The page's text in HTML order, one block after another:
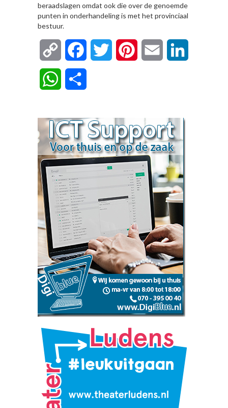
beraadslagen omdat ook die over de genoemde
punten in onderhandeling is met het provinciaal
bestuur.
Copy
Link
FacebookTwitter Pinterest Email
WhatsApp